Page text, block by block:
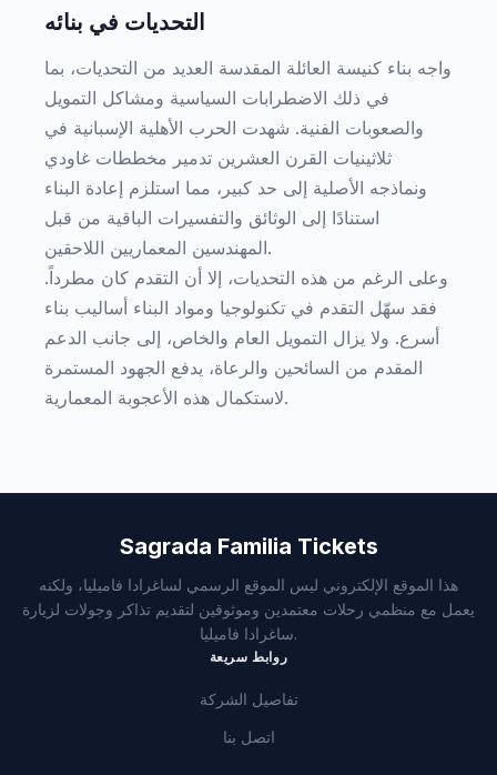
التحديات في بنائه
واجه بناء كنيسة العائلة المقدسة العديد من التحديات، بما
في ذلك الاضطرابات السياسية ومشاكل التمويل
والصعوبات الفنية. شهدت الحرب الأهلية الإسبانية في
ثلاثينيات القرن العشرين تدمير مخططات غاودي
ونماذجه الأصلية إلى حد كبير، مما استلزم إعادة البناء
استنادًا إلى الوثائق والتفسيرات الباقية من قبل
المهندسين المعماريين اللاحقين.
وعلى الرغم من هذه التحديات، إلا أن التقدم كان مطرداً.
فقد سهّل التقدم في تكنولوجيا ومواد البناء أساليب بناء
أسرع. ولا يزال التمويل العام والخاص، إلى جانب الدعم
المقدم من السائحين والرعاة، يدفع الجهود المستمرة
لاستكمال هذه الأعجوبة المعمارية.
Sagrada Familia Tickets
هذا الموقع الإلكتروني ليس الموقع الرسمي لساغرادا فاميليا، ولكنه
يعمل مع منظمي رحلات معتمدين وموثوقين لتقديم تذاكر وجولات لزيارة
ساغرادا فاميليا.
روابط سريعة
تفاصيل الشركة
اتصل بنا